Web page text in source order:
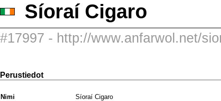
Síoraí Cigaro
#17997 - http://www.anfarwol.net/
Perustiedot
Nimi
Síoraí Cigaro